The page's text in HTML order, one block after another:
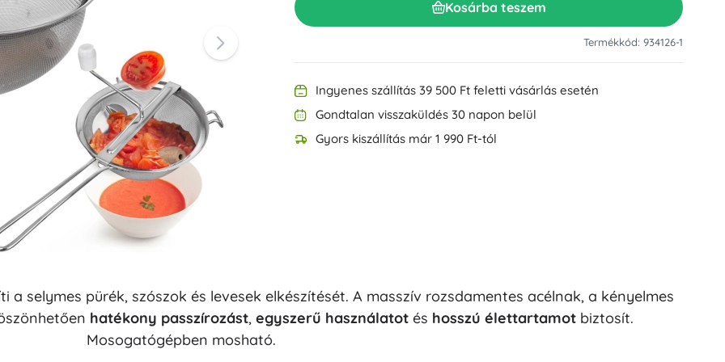
Felszerelés a legkisebbeknek
Dekorációk
Biztonság
Rendezés
Éjszakai világítás
Mosdókiegészítők
Iskola
Vízijátékok Könyvek
Grillezés Dekorációk
Zene
Kosárba teszem
Termékkód: 934126-1
Ingyenes szállítás 39 500 Ft feletti vásárlás esetén
Gondtalan visszaküldés 30 napon belül
Gyors kiszállítás már 1 990 Ft-tól
a selymes pürék, szószok és levesek elkészítését. A masszív rozsdamentes acélnak, a kényelmes
hatékony passzírozást, egyszerű használatotés hosszú élettartamotbiztosít.
Mosogatógépben mosható.